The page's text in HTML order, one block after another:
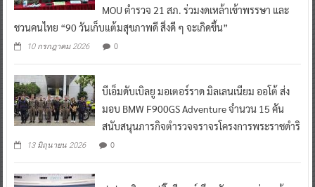
MOU ตำรวจ 21 สภ. ร่วมงดเหล้าเข้าพรรษา และ
ชวนคนไทย “90 วันเก็บแต้มสุขภาพดี สิ่งดี ๆ จะเกิดขึ้น”
10 กรกฎาคม 2026 0
บีเอ็มดับเบิลยู มอเตอร์ราด มิลเลนเนียม ออโต้ ส่ง
มอบ BMW F900GS Adventure จำนวน 15 คัน
สนับสนุนภารกิจตำรวจจราจรโครงการพระราชดำริ
13 มิถุนายน 2026 0